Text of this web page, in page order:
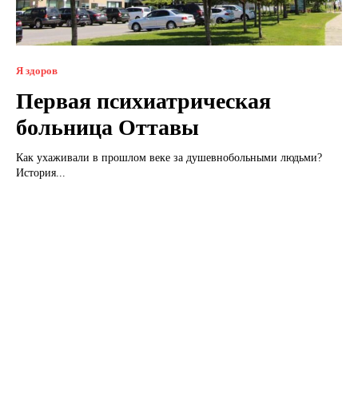
Я здоров
Первая психиатрическая
больница Оттавы
Как ухаживали в прошлом веке за душевнобольными людьми?
История...